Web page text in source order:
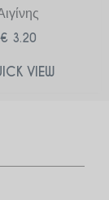
€ 3.20
VIEW